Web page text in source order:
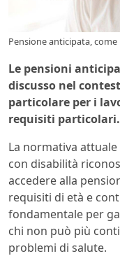
Pensione anticipata,
Le pensioni
discusso nel
particolare per i
requisiti particolari.
La normativa
con disabilità
accedere alla
requisiti di età e
fondamentale per
chi non può più
problemi di salute.